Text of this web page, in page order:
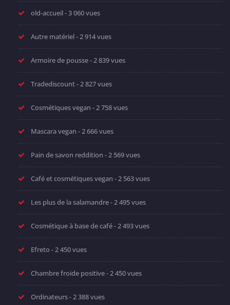
old-accueil- 3 060 vues
Autre matériel- 2 914 vues
Armoire de pousse- 2 839 vues
Tradediscount- 2 827 vues
Cosmétiques vegan - 2 758 vues
Mascara vegan - 2 666 vues
Pain de savon reddition - 2 569 vues
Café et cosmétiques vegan - 2 563 vues
Les plus de la salamandre- 2 495 vues
Cosmétique à base de café- 2 493 vues
Efreto - 2 450 vues
Chambre froide positive- 2 450 vues
Ordinateurs- 2 388 vues